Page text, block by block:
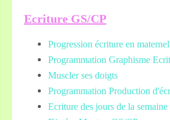
Ecriture GS/CP
Progression écriture en
Programmation Graphisme
Muscler ses doigts
Programmation Production
Ecriture des jours de la semaine